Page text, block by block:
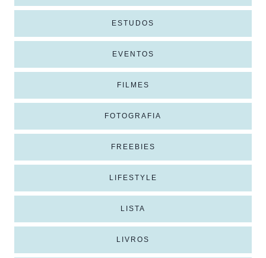
ESTUDOS
EVENTOS
FILMES
FOTOGRAFIA
FREEBIES
LIFESTYLE
LISTA
LIVROS